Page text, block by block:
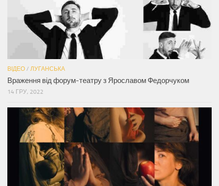
ВІДЕО / ЛУГАНСЬКА
Враження від форум-театру з Ярославом Федорчуком
14 ГРУ, 2022